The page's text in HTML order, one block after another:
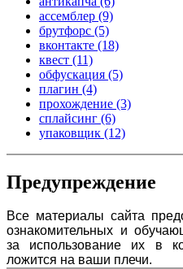
ассемблер (9)
брутфорс (5)
вконтакте (18)
квест (11)
обфускация (5)
плагин (4)
прохождение (3)
сплайсинг (6)
упаковщик (12)
Предупреждение
Все материалы сайта
ознакомительных и
за использование их в
ложится на ваши плечи.